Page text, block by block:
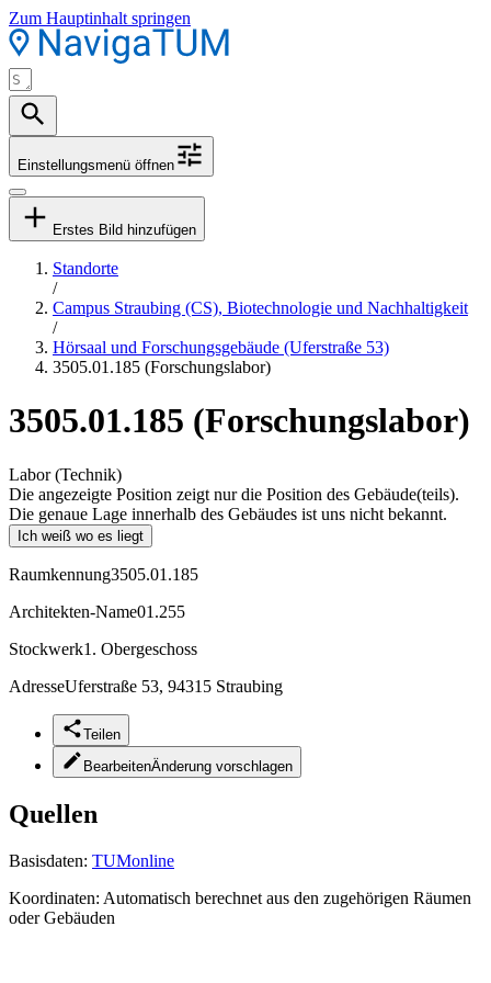
Zum Hauptinhalt springen
Einstellungsmenü öffnen
Erstes Bild hinzufügen
Standorte
/
Campus Straubing (CS), Biotechnologie und Nachhaltigkeit
/
Hörsaal und Forschungsgebäude (Uferstraße 53)
3505.01.185 (Forschungslabor)
3505.01.185 (Forschungslabor)
Labor (Technik)
Die angezeigte Position zeigt nur die Position des Gebäude(teils).
Die genaue Lage innerhalb des Gebäudes ist uns nicht bekannt.
Ich weiß wo es liegt
Raumkennung3505.01.185
Architekten-Name01.255
Stockwerk1. Obergeschoss
AdresseUferstraße 53, 94315 Straubing
Teilen
BearbeitenÄnderung vorschlagen
Quellen
Basisdaten: TUMonline
Koordinaten: Automatisch berechnet aus den zugehörigen Räumen
oder Gebäuden